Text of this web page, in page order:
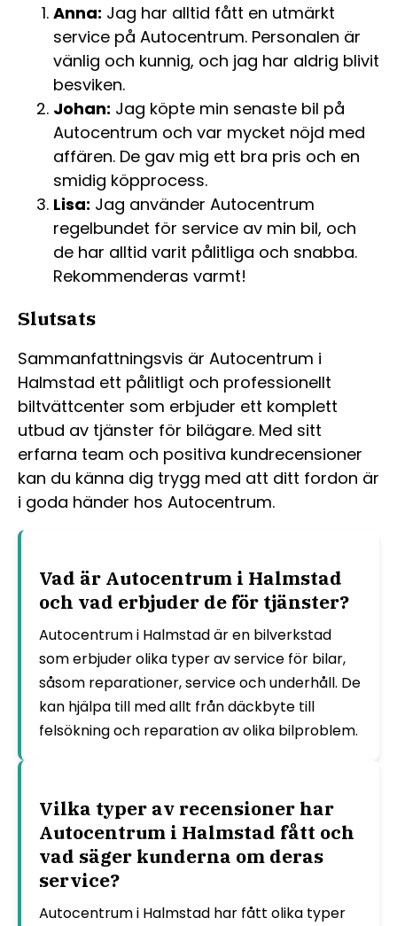
Anna: Jag har alltid fått en utmärkt
service på Autocentrum. Personalen är
vänlig och kunnig, och jag har aldrig blivit
besviken.
Johan: Jag köpte min senaste bil på
Autocentrum och var mycket nöjd med
affären. De gav mig ett bra pris och en
smidig köpprocess.
Lisa: Jag använder Autocentrum
regelbundet för service av min bil, och
de har alltid varit pålitliga och snabba.
Rekommenderas varmt!
Slutsats
Sammanfattningsvis är Autocentrum i
Halmstad ett pålitligt och professionellt
biltvättcenter som erbjuder ett komplett
utbud av tjänster för bilägare. Med sitt
erfarna team och positiva kundrecensioner
kan du känna dig trygg med att ditt fordon är
i goda händer hos Autocentrum.
Vad är Autocentrum i Halmstad
och vad erbjuder de för tjänster?
Autocentrum i Halmstad är en bilverkstad
som erbjuder olika typer av service för bilar,
såsom reparationer, service och underhåll. De
kan hjälpa till med allt från däckbyte till
felsökning och reparation av olika bilproblem.
Vilka typer av recensioner har
Autocentrum i Halmstad fått och
vad säger kunderna om deras
service?
Autocentrum i Halmstad har fått olika typer